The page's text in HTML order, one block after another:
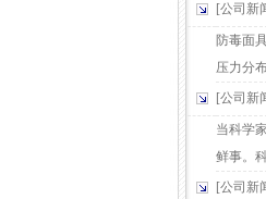
[公司新
防毒面
压力分
[公司新
当科学
鲜事。
[公司新